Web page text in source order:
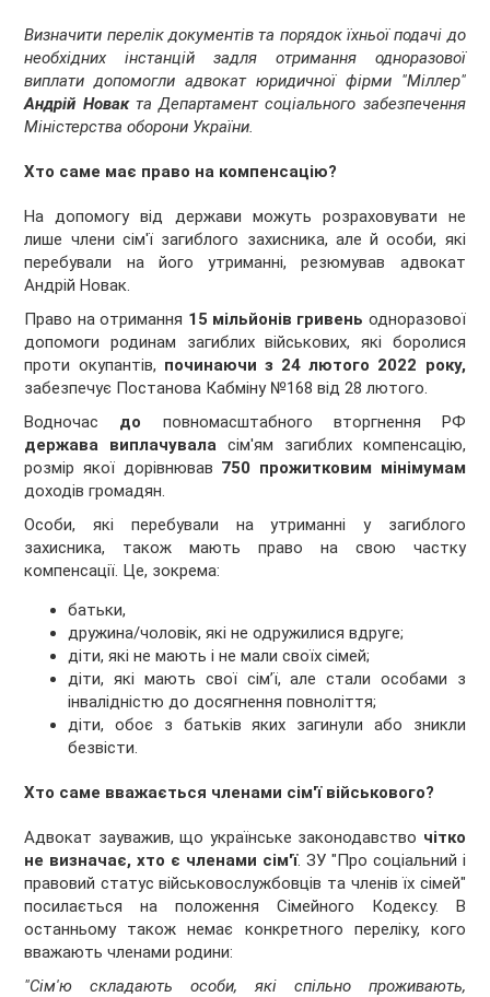
Визначити перелік документів та порядок їхньої подачі до
необхідних інстанцій задля отримання одноразової
виплати допомогли адвокат юридичної фірми "Міллер"
Андрій Новакта Департамент соціального забезпечення
Міністерства оборони України.
Хто саме має право на компенсацію?
На допомогу від держави можуть розраховувати не
лише члени сім'ї загиблого захисника, але й особи, які
перебували на його утриманні, резюмував адвокат
Андрій Новак.
Право на отримання 15 мільйонів гривень одноразової
допомоги родинам загиблих військових, які боролися
проти окупантів, починаючи з 24 лютого 2022 року,
забезпечує Постанова Кабміну №168 від 28 лютого.
Водночас до повномасштабного вторгнення РФ
держава виплачувала сім'ям загиблих компенсацію,
розмір якої дорівнював 750 прожитковим мінімумам
доходів громадян.
Особи, які перебували на утриманні у загиблого
захисника, також мають право на свою частку
компенсації. Це, зокрема:
батьки,
дружина/чоловік, які не одружилися вдруге;
діти, які не мають і не мали своїх сімей;
діти, які мають свої сім’ї, але стали особами з
інвалідністю до досягнення повноліття;
діти, обоє з батьків яких загинули або зникли
безвісти.
Хто саме вважається членами сім'ї військового?
Адвокат зауважив, що українське законодавство чітко
не визначає, хто є членами сім'ї. ЗУ "Про соціальний і
правовий статус військовослужбовців та членів їх сімей"
посилається на положення Сімейного Кодексу. В
останньому також немає конкретного переліку, кого
вважають членами родини:
"Сім'ю складають особи, які спільно проживають,